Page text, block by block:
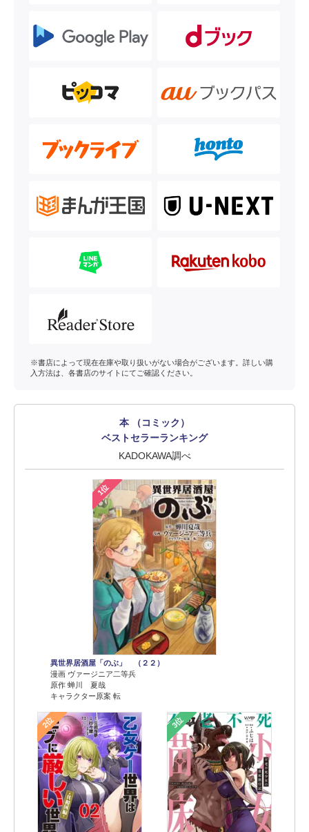
※書店によって現在在庫や取り扱いがない場合がございます。詳しい購
入方法は、各書店のサイトにてご確認ください。
本 （コミック）
ベストセラーランキング
KADOKAWA調べ
1位
異世界居酒屋「のぶ」 （２２）
漫画 ヴァージニア二等兵
原作 蝉川 夏哉
キャラクター原案 転
2位 3位